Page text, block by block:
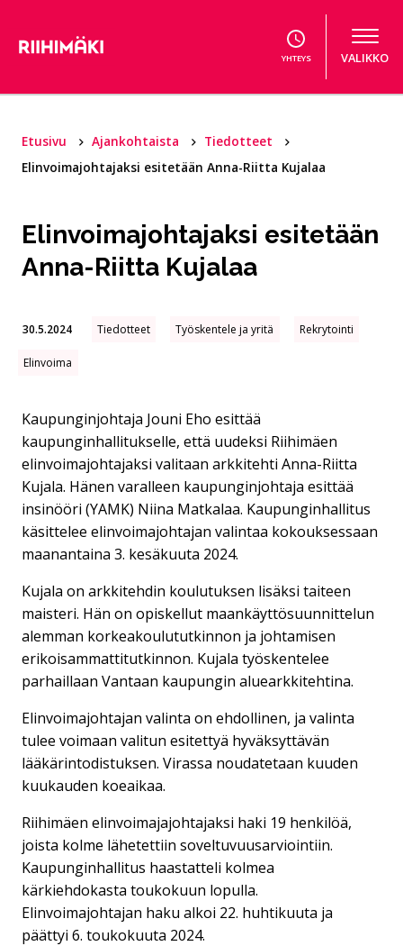
YHTEYS VALIKKO
Etusivu Ajankohtaista
Tiedotteet
Elinvoimajohtajaksi esitetään Anna-Riitta Kujalaa
Elinvoimajohtajaksi esitetään
Anna-Riitta Kujalaa
30.5.2024 Tiedotteet Työskentele ja yritä Rekrytointi
Elinvoima
Kaupunginjohtaja Jouni Eho esittää
kaupunginhallitukselle, että uudeksi Riihimäen
elinvoimajohtajaksi valitaan arkkitehti Anna-Riitta
Kujala. Hänen varalleen kaupunginjohtaja esittää
insinööri (YAMK) Niina Matkalaa. Kaupunginhallitus
käsittelee elinvoimajohtajan valintaa kokouksessaan
maanantaina 3. kesäkuuta 2024.
Kujala on arkkitehdin koulutuksen lisäksi taiteen
maisteri. Hän on opiskellut maankäyttösuunnittelun
alemman korkeakoulututkinnon ja johtamisen
erikoisammattitutkinnon. Kujala työskentelee
parhaillaan Vantaan kaupungin aluearkkitehtina.
Elinvoimajohtajan valinta on ehdollinen, ja valinta
tulee voimaan valitun esitettyä hyväksyttävän
lääkärintodistuksen. Virassa noudatetaan kuuden
kuukauden koeaikaa.
Riihimäen elinvoimajajohtajaksi haki 19 henkilöä,
joista kolme lähetettiin soveltuvuusarviointiin.
Kaupunginhallitus haastatteli kolmea
kärkiehdokasta toukokuun lopulla.
Elinvoimajohtajan haku alkoi 22. huhtikuuta ja
päättyi 6. toukokuuta 2024.